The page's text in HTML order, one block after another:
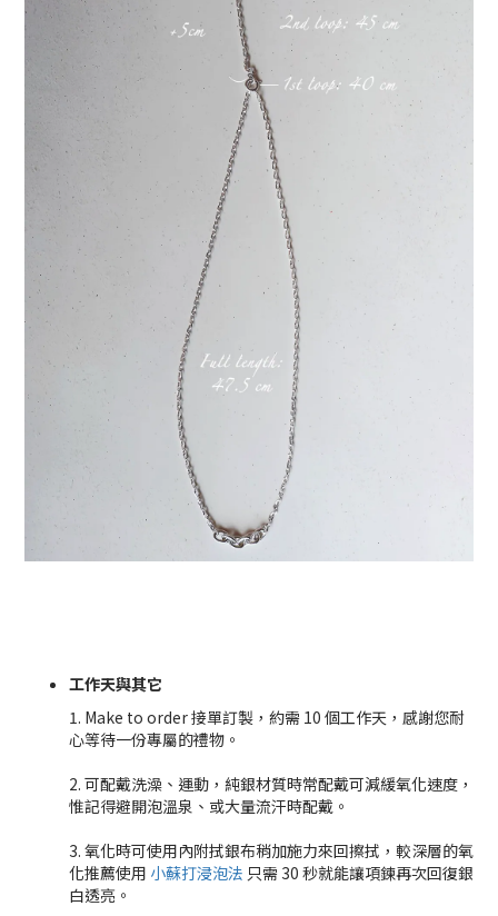
工作天與其它
1. Make to order 接單訂製，約需 10 個工作天，感謝您耐
心等待一份專屬的禮物。
2. 可配戴洗澡、運動，純銀材質時常配戴可減緩氧化速度，
惟記得避開泡溫泉、或大量流汗時配戴。
3. 氧化時可使用內附拭銀布稍加施力來回擦拭，較深層的氧
化推薦使用 小蘇打浸泡法 只需 30 秒就能讓項鍊再次回復銀
白透亮。